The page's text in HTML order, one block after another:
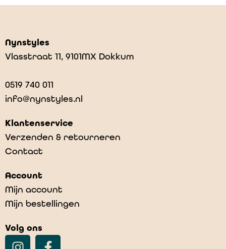
Nynstyles
Vlasstraat 11, 9101MX Dokkum
0519 740 011
info@nynstyles.nl
Klantenservice
Verzenden & retourneren
Contact
Account
Mijn account
Mijn bestellingen
Volg ons